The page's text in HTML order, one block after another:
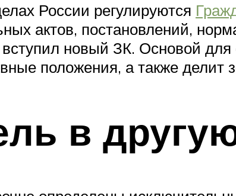
России регулируются
актов, постановлений,
новый ЗК. Основой
положения, а также делит
в